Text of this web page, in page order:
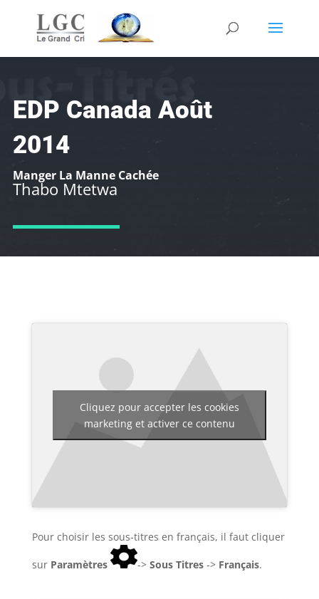
EDP Canada Août
2014
Manger La Manne Cachée
Thabo Mtetwa
Cliquez pour accepter les cookies
marketing et activer ce contenu
Pour choisir les sous-titres en français, il faut cliquer
sur Paramètres ->Sous Titres->Français.